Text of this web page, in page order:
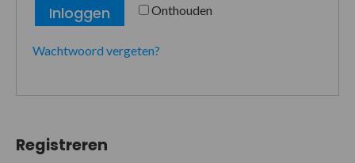
Onthouden
Inloggen
Wachtwoord vergeten?
Registreren